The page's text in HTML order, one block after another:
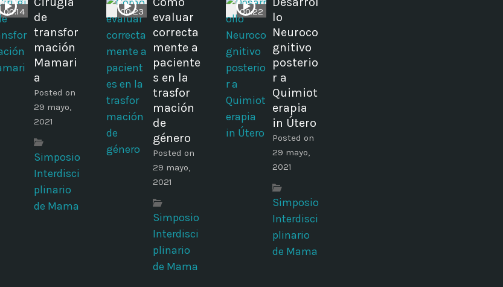
00:14
de
transfor
mación
Mamari
a
Posted on
29 mayo,
2021
Simposio
Interdisci
plinario
de Mama
00:23
evaluar
correcta
mente a
paciente
s en la
trasfor
mación
de
género
Posted on
29 mayo,
2021
Simposio
Interdisci
plinario
de Mama
00:22
lo
Neuroco
gnitivo
posterio
r a
Quimiot
erapia
in Útero
Posted on
29 mayo,
2021
Simposio
Interdisci
plinario
de Mama